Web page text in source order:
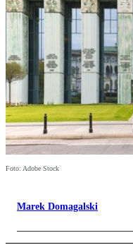
Foto: Adobe Stock
Marek Domagalski